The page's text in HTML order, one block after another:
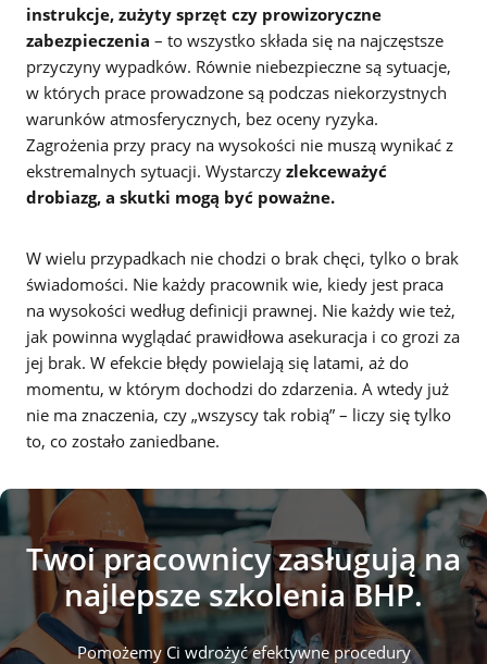
instrukcje, zużyty sprzęt czy prowizoryczne
zabezpieczenia – to wszystko składa się na najczęstsze
przyczyny wypadków. Równie niebezpieczne są sytuacje,
w których prace prowadzone są podczas niekorzystnych
warunków atmosferycznych, bez oceny ryzyka.
Zagrożenia przy pracy na wysokości nie muszą wynikać z
ekstremalnych sytuacji. Wystarczy zlekceważyć
drobiazg, a skutki mogą być poważne.
W wielu przypadkach nie chodzi o brak chęci, tylko o brak
świadomości. Nie każdy pracownik wie, kiedy jest praca
na wysokości według definicji prawnej. Nie każdy wie też,
jak powinna wyglądać prawidłowa asekuracja i co grozi za
jej brak. W efekcie błędy powielają się latami, aż do
momentu, w którym dochodzi do zdarzenia. A wtedy już
nie ma znaczenia, czy „wszyscy tak robią” – liczy się tylko
to, co zostało zaniedbane.
Twoi pracownicy zasługują na
najlepsze szkolenia BHP.
Pomożemy Ci wdrożyć efektywne procedury